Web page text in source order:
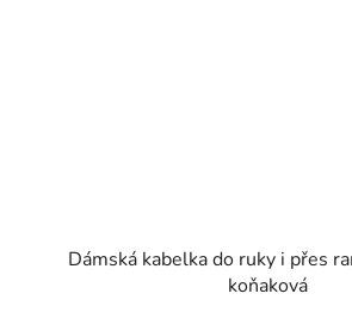
Dámská kabelka do ruky i přes
koňaková